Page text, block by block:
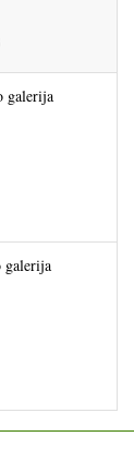
galerija
galerija